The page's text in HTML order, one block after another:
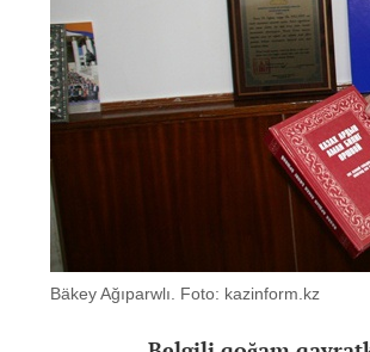
Bäkey Ağıparwlı. Foto: kazinform.kz